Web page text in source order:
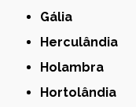
Gália
Herculândia
Holambra
Hortolândia